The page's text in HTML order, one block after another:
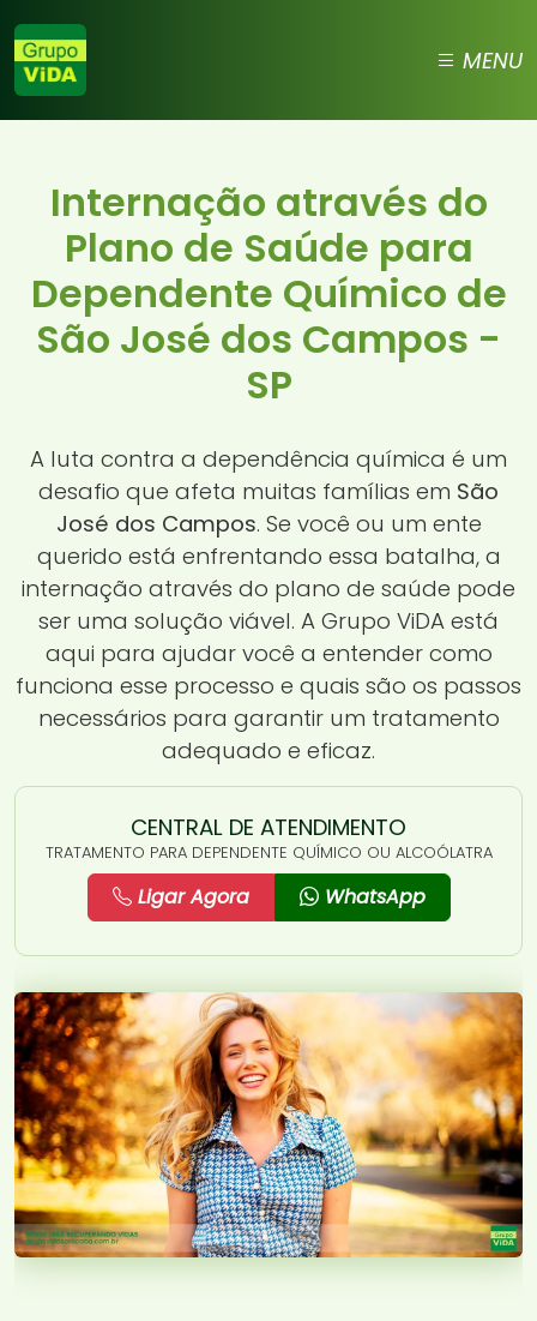
MENU
Internação através do
Plano de Saúde para
Dependente Químico de
São José dos Campos -
SP
A luta contra a dependência química é um
desafio que afeta muitas famílias em São
José dos Campos. Se você ou um ente
querido está enfrentando essa batalha, a
internação através do plano de saúde pode
ser uma solução viável. A Grupo ViDA está
aqui para ajudar você a entender como
funciona esse processo e quais são os passos
necessários para garantir um tratamento
adequado e eficaz.
CENTRAL DE ATENDIMENTO
TRATAMENTO PARA DEPENDENTE QUÍMICO OU ALCOÓLATRA
Ligar Agora WhatsApp